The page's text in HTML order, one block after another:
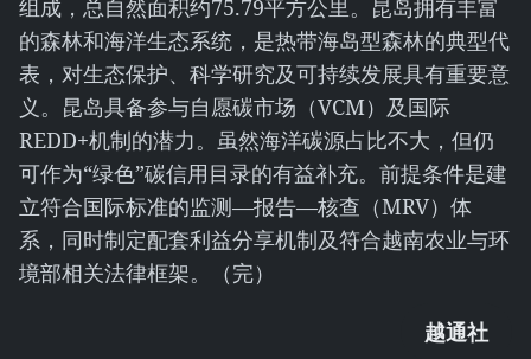
组成，总自然面积约75.79平方公里。昆岛拥有丰富
的森林和海洋生态系统，是热带海岛型森林的典型代
表，对生态保护、科学研究及可持续发展具有重要意
义。昆岛具备参与自愿碳市场（VCM）及国际
REDD+机制的潜力。虽然海洋碳源占比不大，但仍
可作为“绿色”碳信用目录的有益补充。前提条件是建
立符合国际标准的监测—报告—核查（MRV）体
系，同时制定配套利益分享机制及符合越南农业与环
境部相关法律框架。（完）
越通社